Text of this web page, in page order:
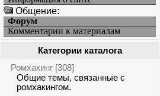
Общение:
Форум
Комментарии к материалам
Категории каталога
Ромхакинг [308]
Общие темы, связанные с
ромхакингом.